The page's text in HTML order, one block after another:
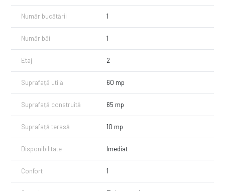
Număr bucătării 1
Număr băi 1
Etaj 2
Suprafață utilă 60 mp
Suprafață construită 65 mp
Suprafață terasă 10 mp
Disponibilitate Imediat
Confort 1